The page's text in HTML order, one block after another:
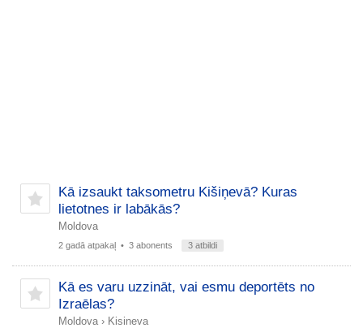
Kā izsaukt taksometru Kišiņevā? Kuras
lietotnes ir labākās?
Moldova
2 gadā atpakaļ • 3 abonents 3 atbildi
Kā es varu uzzināt, vai esmu deportēts no
Izraēlas?
Moldova › Kisineva